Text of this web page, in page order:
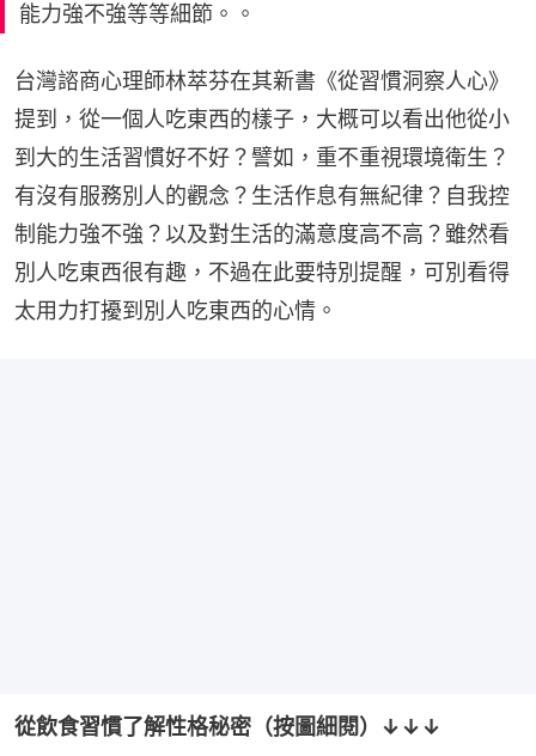
能力強不強等等細節。。
台灣諮商心理師林萃芬在其新書《從習慣洞察人心》
提到，從一個人吃東西的樣子，大概可以看出他從小
到大的生活習慣好不好？譬如，重不重視環境衛生？
有沒有服務別人的觀念？生活作息有無紀律？自我控
制能力強不強？以及對生活的滿意度高不高？雖然看
別人吃東西很有趣，不過在此要特別提醒，可別看得
太用力打擾到別人吃東西的心情。
從飲食習慣了解性格秘密（按圖細閱）↓↓↓